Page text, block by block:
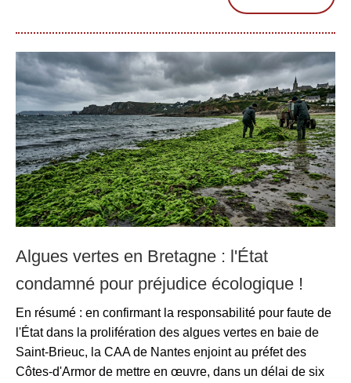
Algues vertes en Bretagne : l'État
condamné pour préjudice écologique !
En résumé : en confirmant la responsabilité pour faute de
l'État dans la prolifération des algues vertes en baie de
Saint-Brieuc, la CAA de Nantes enjoint au préfet des
Côtes-d'Armor de mettre en œuvre, dans un délai de six